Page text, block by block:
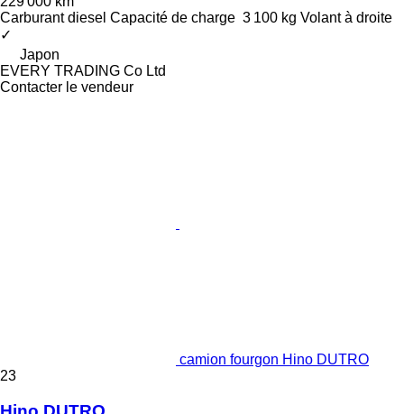
Carburant diesel Capacité de charge 3 100 kg Volant à droite
✓
Japon
EVERY TRADING Co Ltd
Contacter le vendeur
camion fourgon Hino DUTRO
23